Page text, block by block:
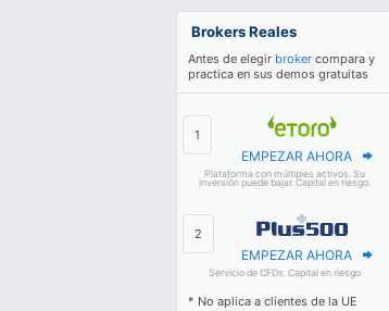
Brokers Reales
Antes de elegir broker compara y
practica en sus demos gratuitas
EMPEZAR AHORA
Plataforma con múltiples activos. Su
inversión puede bajar. Capital en riesgo.
EMPEZAR AHORA
Servicio de CFDs. Capital en riesgo
* No aplica a clientes de la UE